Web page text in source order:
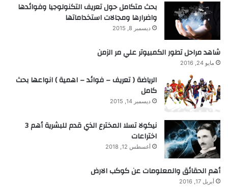
بحث متكامل حول تعريف التكنولوجيا وفوائدها
واضرارها ومجالات استخداماتها
ديسمبر 8, 2015
شاهد مراحل تطور الكمبيوتر علي مر الزمن
مايو 24, 2016
الرياضة ( تعريف – فوائد – اهمية ) انواعها بحث
كامل
ديسمبر 14, 2015
نيكولا تسلا المخترع الذي قدم للبشرية أهم 3
اختراعات
أغسطس 12, 2018
أهم الحقائق والمعلومات عن كوكب الارض
أبريل 17, 2016